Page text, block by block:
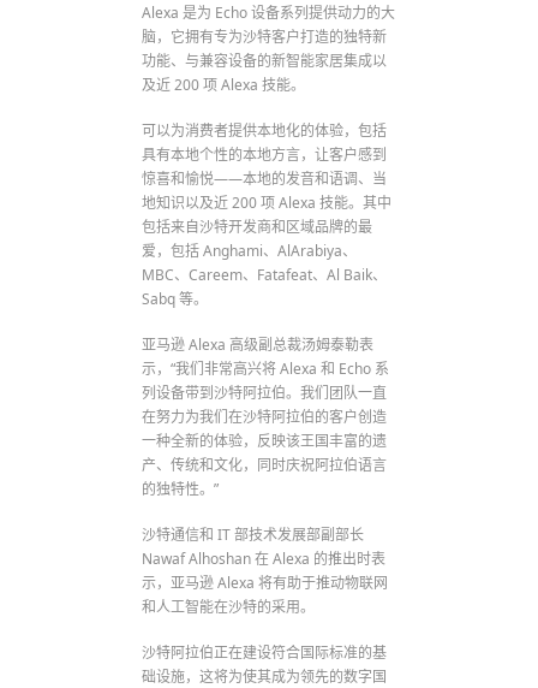
Alexa 是为 Echo 设备系列提供动力的大
脑，它拥有专为沙特客户打造的独特新
功能、与兼容设备的新智能家居集成以
及近 200 项 Alexa 技能。
可以为消费者提供本地化的体验，包括
具有本地个性的本地方言，让客户感到
惊喜和愉悦——本地的发音和语调、当
地知识以及近 200 项 Alexa 技能。其中
包括来自沙特开发商和区域品牌的最
爱，包括 Anghami、AlArabiya、
MBC、Careem、Fatafeat、Al Baik、
Sabq 等。
亚马逊 Alexa 高级副总裁汤姆泰勒表
示，“我们非常高兴将 Alexa 和 Echo 系
列设备带到沙特阿拉伯。我们团队一直
在努力为我们在沙特阿拉伯的客户创造
一种全新的体验，反映该王国丰富的遗
产、传统和文化，同时庆祝阿拉伯语言
的独特性。”
沙特通信和 IT 部技术发展部副部长
Nawaf Alhoshan 在 Alexa 的推出时表
示，亚马逊 Alexa 将有助于推动物联网
和人工智能在沙特的采用。
沙特阿拉伯正在建设符合国际标准的基
础设施，这将为使其成为领先的数字国